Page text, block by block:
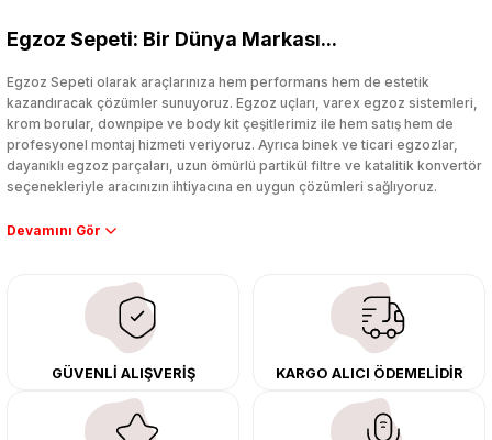
Egzoz Sepeti: Bir Dünya Markası...
Egzoz Sepeti olarak araçlarınıza hem performans hem de estetik
kazandıracak çözümler sunuyoruz. Egzoz uçları, varex egzoz sistemleri,
krom borular, downpipe ve body kit çeşitlerimiz ile hem satış hem de
profesyonel montaj hizmeti veriyoruz. Ayrıca binek ve ticari egzozlar,
dayanıklı egzoz parçaları, uzun ömürlü partikül filtre ve katalitik konvertör
seçenekleriyle aracınızın ihtiyacına en uygun çözümleri sağlıyoruz.
Performans artışı isteyen sürücüler için özel performans egzozları ve
çıkma orijinal ürünler ile yenileyebilir, body kit uygulamalarıyla aracınızın
tasarımını ve aerodinamisini üst seviyeye taşıyabilirsiniz.
Tüm ürünlerimiz orijinal, dayanıklı ve uzun ömürlüdür. İstanbul’daki montaj
merkezimizde profesyonel montaj yapıyor, Türkiye’nin her yerine güvenli
kargo ile teslimat gerçekleştiriyoruz. Aracınıza değer katmak için doğru
adres: Egzoz Sepeti.
GÜVENLİ ALIŞVERİŞ KARGO ALICI ÖDEMELİDİR